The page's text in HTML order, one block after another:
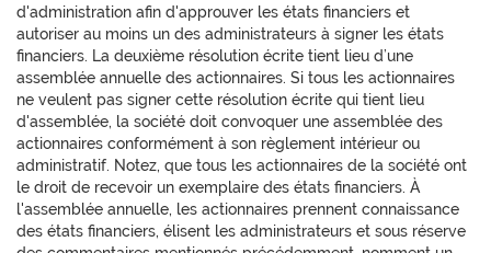
d'administration afin d'approuver les états financiers et
autoriser au moins un des administrateurs à signer les états
financiers. La deuxième résolution écrite tient lieu d’une
assemblée annuelle des actionnaires. Si tous les actionnaires
ne veulent pas signer cette résolution écrite qui tient lieu
d'assemblée, la société doit convoquer une assemblée des
actionnaires conformément à son règlement intérieur ou
administratif. Notez, que tous les actionnaires de la société ont
le droit de recevoir un exemplaire des états financiers. À
l'assemblée annuelle, les actionnaires prennent connaissance
des états financiers, élisent les administrateurs et sous réserve